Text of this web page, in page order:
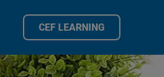
CEF LEARNING